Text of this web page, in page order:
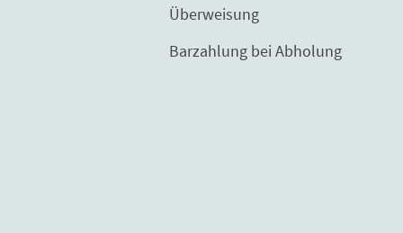
Überweisung
Barzahlung bei Abholung